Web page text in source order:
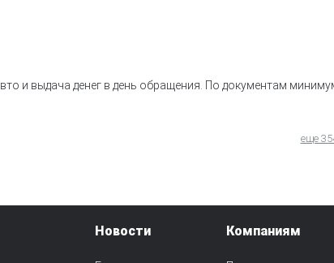
и выдача денег в день обращения. По документам
еще
Новости Компаниям